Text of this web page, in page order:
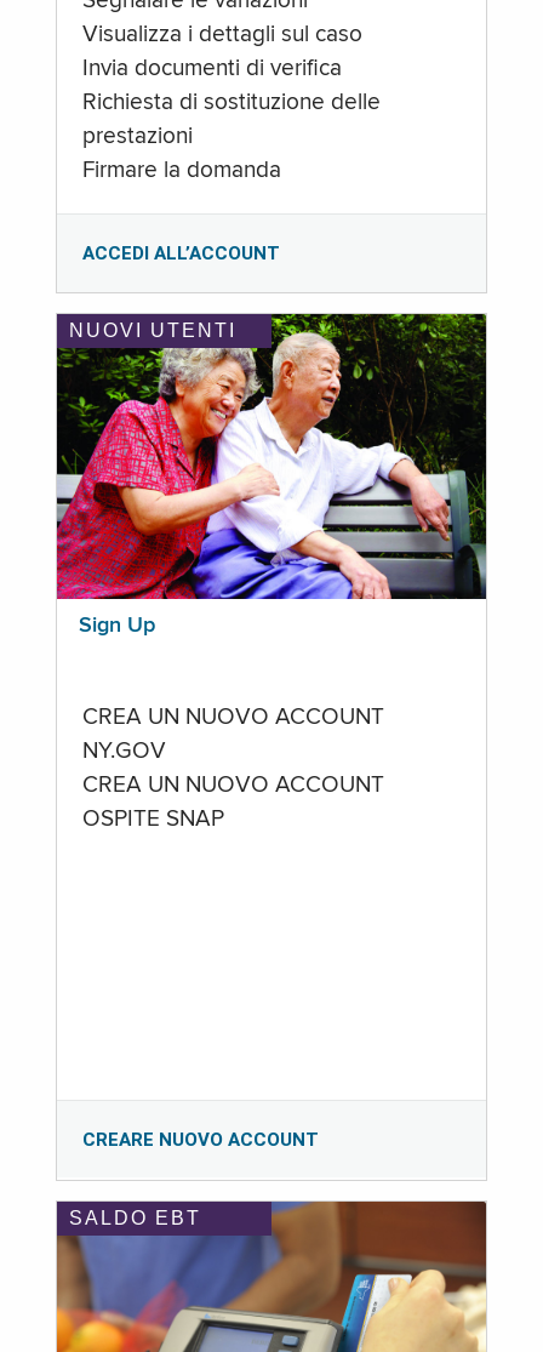
Visualizza i dettagli sul caso
Invia documenti di verifica
Richiesta di sostituzione delle
prestazioni
Firmare la domanda
ACCEDI ALL’ACCOUNT
NUOVI UTENTI
Sign Up
CREA UN NUOVO ACCOUNT
NY.GOV
CREA UN NUOVO ACCOUNT
OSPITE SNAP
CREARE NUOVO ACCOUNT
SALDO EBT